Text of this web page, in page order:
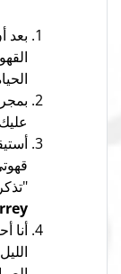
بعد
أنا